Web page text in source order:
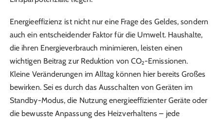
Energieeffizienz ist nicht nur eine Frage des Geldes, sondern
auch ein entscheidender Faktor für die Umwelt. Haushalte,
die ihren Energieverbrauch minimieren, leisten einen
wichtigen Beitrag zur Reduktion von CO₂-Emissionen.
Kleine Veränderungen im Alltag können hier bereits Großes
bewirken. Sei es durch das Ausschalten von Geräten im
Standby-Modus, die Nutzung energieeffizienter Geräte oder
die bewusste Anpassung des Heizverhaltens – jede